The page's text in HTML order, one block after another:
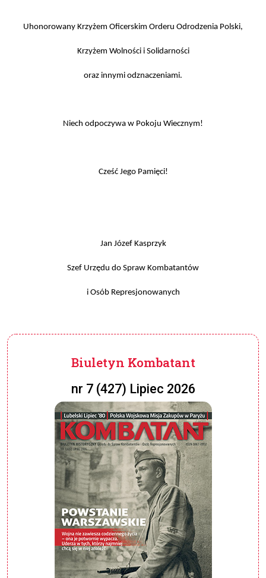
Uhonorowany Krzyżem Oficerskim Orderu Odrodzenia Polski,
Krzyżem Wolności i Solidarności
oraz innymi odznaczeniami.
Niech odpoczywa w Pokoju Wiecznym!
Cześć Jego Pamięci!
Jan Józef Kasprzyk
Szef Urzędu do Spraw Kombatantów
i Osób Represjonowanych
Biuletyn Kombatant
nr 7 (427) Lipiec 2026